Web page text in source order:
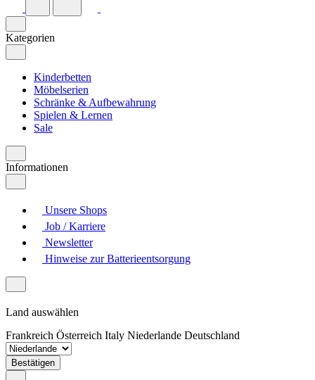
Kategorien
Kinderbetten
Möbelserien
Schränke & Aufbewahrung
Spielen & Lernen
Sale
Informationen
Unsere Shops
Job / Karriere
Newsletter
Hinweise zur Batterieentsorgung
Land auswählen
Frankreich Österreich Italy Niederlande Deutschland
Bestätigen